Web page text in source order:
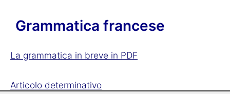
Grammatica francese
La grammatica in breve in PDF
Articolo determinativo